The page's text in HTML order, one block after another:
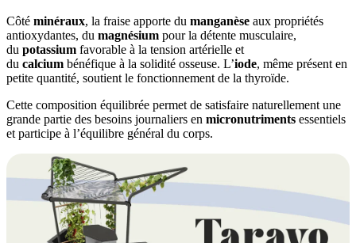
Côté minéraux, la fraise apporte du manganèse aux propriétés
antioxydantes, du magnésium pour la détente musculaire,
du potassium favorable à la tension artérielle et
du calcium bénéfique à la solidité osseuse. L’iode, même présent en
petite quantité, soutient le fonctionnement de la thyroïde.
Cette composition équilibrée permet de satisfaire naturellement une
grande partie des besoins journaliers en micronutriments essentiels
et participe à l’équilibre général du corps.